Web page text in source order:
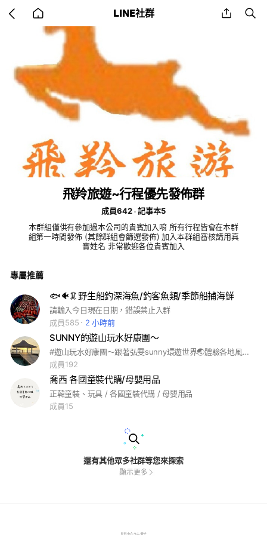
back
to
home
LINE社群 share
飛羚旅遊~行程優先發佈群
成員642
記事本5
本群組僅供有參加過本公司的貴賓加入唷 所有行程皆會在本群
組第一時間發佈 (其餘群組會篩選發佈) 加入本群組審核請用真
實姓名 非常歡迎各位貴賓加入
專屬推薦
🐟🐠🦑野生船釣深海魚/釣客魚類/季節船捕海鮮
請輸入今日現在日期，錯誤禁止入群
成員585
2 小時前
SUNNY的遊山玩水好康團～
#遊山玩水好康團～跟著弘雯sunny環遊世界🌏體驗各地風土人情及美景。讓人生不虛此行😁
成員192
喬西 各國童裝代購/母嬰用品
正韓童裝、玩具 / 各國童裝代購 / 母嬰用品
成員15
還有其他眾多社群等您來探索
顯示更多